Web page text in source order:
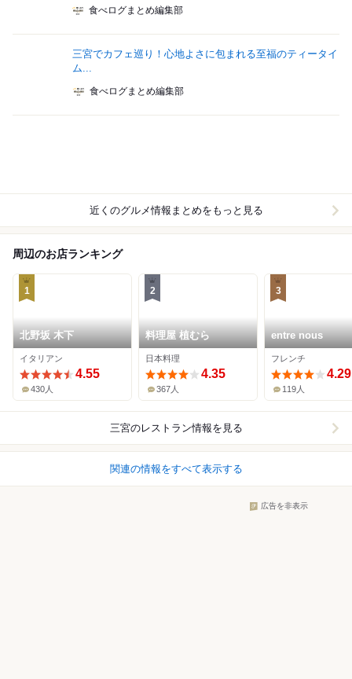
食べログまとめ編集部
三宮でカフェ巡り！心地よさに包まれる至福のティータイ
ム...
食べログまとめ編集部
近くのグルメ情報まとめをもっと見る
周辺のお店ランキング
1
北野坂 木下
イタリアン
4.55
430人
2
料理屋 植むら
日本料理
4.35
367人
3
entre nous
フレンチ
4.29
119人
三宮のレストラン情報を見る
関連の情報をすべて表示する
広告を非表示